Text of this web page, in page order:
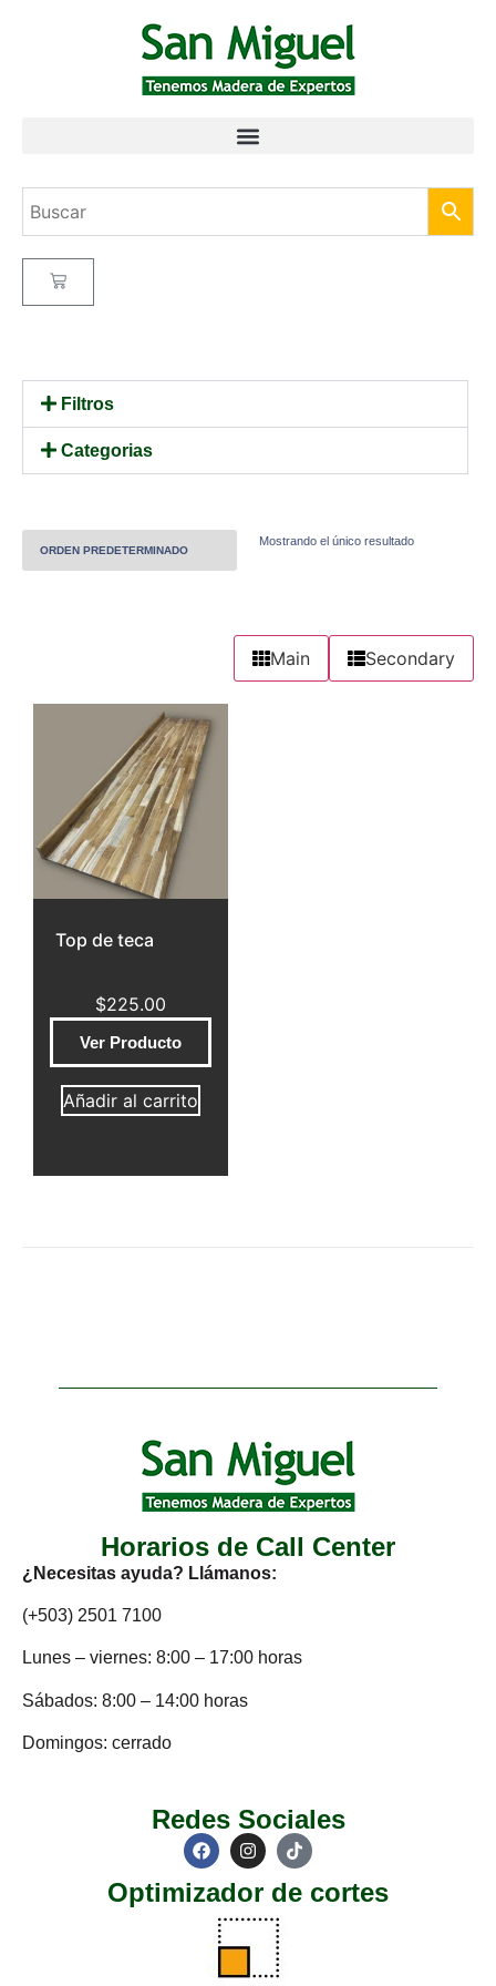
Filtros
Categorias
Mostrando el único resultado
Main Secondary
Top de teca
$225.00
Ver Producto
Añadir al carrito
Horarios de Call Center
¿Necesitas ayuda? Llámanos:
(+503) 2501 7100
Lunes – viernes: 8:00 – 17:00 horas
Sábados: 8:00 – 14:00 horas
Domingos: cerrado
Redes Sociales
Optimizador de cortes